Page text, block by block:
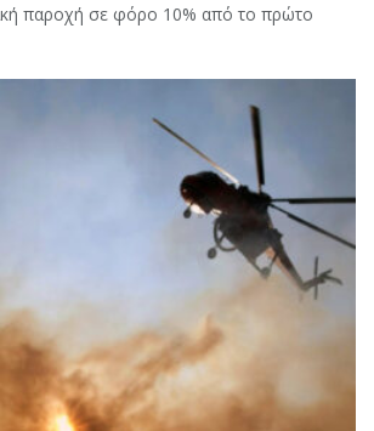
παροχή σε φόρο 10% από το πρώτο